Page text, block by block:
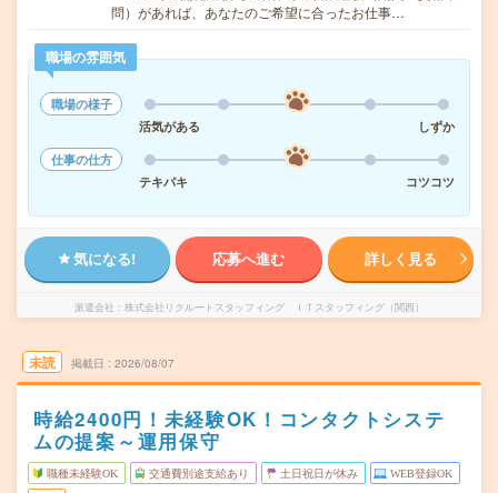
問）があれば、あなたのご希望に合ったお仕事…
職場の雰囲気
職場の様子
活気がある
しずか
仕事の仕方
テキパキ
コツコツ
気になる! 応募へ進む 詳しく見る
派遣会社 株式会社リクルートスタッフィング ＩＴスタッフィング（関西）
未読 掲載日 2026/08/07
時給2400円！未経験OK！コンタクトシステ
ムの提案～運用保守
職種未経験OK 交通費別途支給あり 土日祝日が休み WEB登録OK